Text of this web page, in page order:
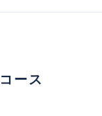
ース